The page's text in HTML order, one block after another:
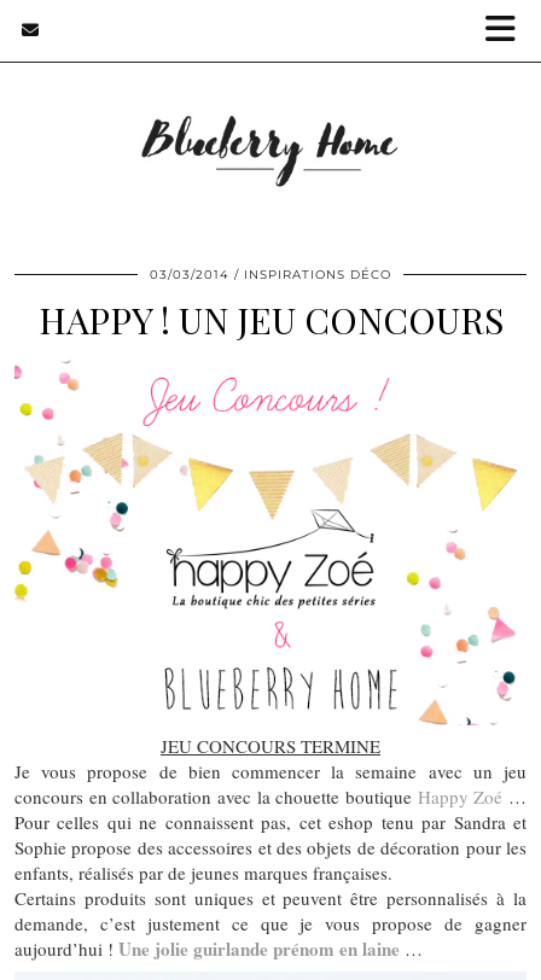
03/03/2014 INSPIRATIONS DÉCO
HAPPY ! UN JEU CONCOURS
JEU CONCOURS TERMINE
Je vous propose de bien commencer la semaine avec un jeu
concours en collaboration avec la chouette boutique Happy Zoé …
Pour celles qui ne connaissent pas, cet eshop tenu par Sandra et
Sophie propose des accessoires et des objets de décoration pour les
enfants, réalisés par de jeunes marques françaises.
Certains produits sont uniques et peuvent être personnalisés à la
demande, c’est justement ce que je vous propose de gagner
aujourd’hui ! Une jolie guirlande prénom en laine …